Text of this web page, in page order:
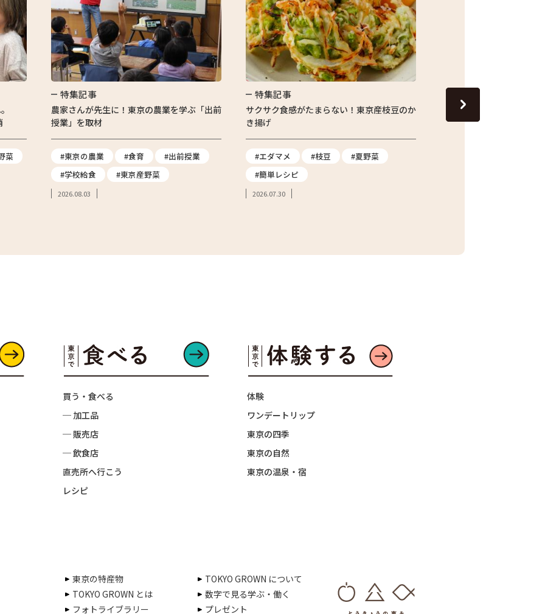
菜
特集記事
農家さんが先生に！東京の農業を学ぶ「出前
授業」を取材
#東京の農業 #食育
#出前授業
#学校給食
#東京産野菜
2026.08.03
特集記事
サクサク食感がたまらない！東京産枝豆のか
き揚げ
#エダマメ #枝豆
#夏野菜
#簡単レシピ
2026.07.30
じゅわっと旬の味わい！
ナスの焼きびたし
買う・食べる
─ 加工品
─ 販売店
─ 飲食店
直売所へ行こう
レシピ
体験
ワンデートリップ
東京の四季
東京の自然
東京の温泉・宿
東京の特産物
TOKYO GROWN について
TOKYO GROWN とは
数字で見る学ぶ・働く
フォトライブラリー
プレゼント